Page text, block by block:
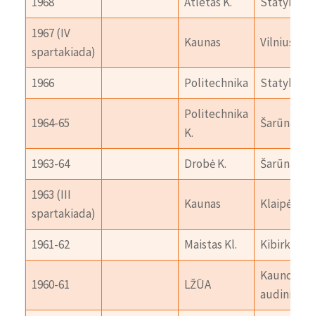
1967 (IV
spartakiada)
Kaunas Vilnius
1966 Politechnika Statyba V.
1964-65
Politechnika
K.
Šarūnas Š.
1963-64 Drobė K.
Šarūnas Š.
1963 (III
spartakiada)
Kaunas Klaipėda
1961-62 Maistas Kl. Kibirkštis
1960-61 LŽŪA
Kauno
audiniai